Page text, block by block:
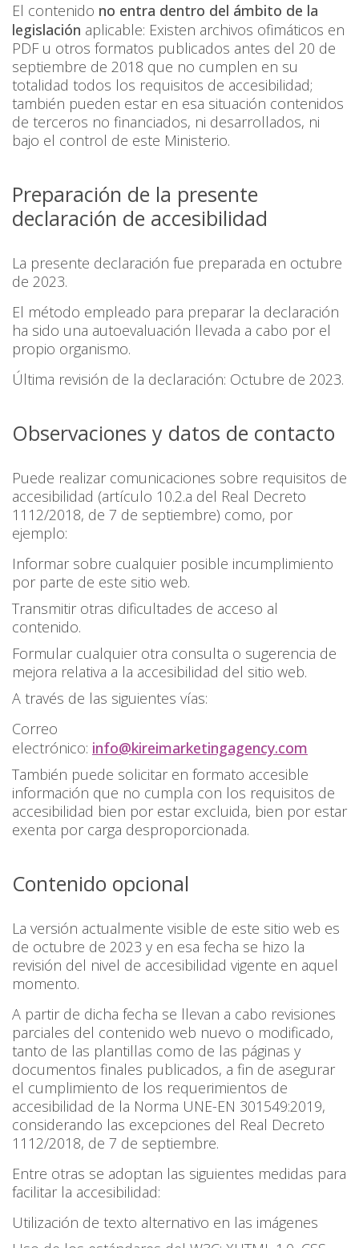
El contenido no entra dentro del ámbito de la
legislación aplicable: Existen archivos ofimáticos en
PDF u otros formatos publicados antes del 20 de
septiembre de 2018 que no cumplen en su
totalidad todos los requisitos de accesibilidad;
también pueden estar en esa situación contenidos
de terceros no financiados, ni desarrollados, ni
bajo el control de este Ministerio.
Preparación de la presente
declaración de accesibilidad
La presente declaración fue preparada en octubre
de 2023.
El método empleado para preparar la declaración
ha sido una autoevaluación llevada a cabo por el
propio organismo.
Última revisión de la declaración: Octubre de 2023.
Observaciones y datos de contacto
Puede realizar comunicaciones sobre requisitos de
accesibilidad (artí­culo 10.2.a del Real Decreto
1112/2018, de 7 de septiembre) como, por
ejemplo:
Informar sobre cualquier posible incumplimiento
por parte de este sitio web.
Transmitir otras dificultades de acceso al
contenido.
Formular cualquier otra consulta o sugerencia de
mejora relativa a la accesibilidad del sitio web.
A través de las siguientes ví­as:
Correo
electrónico: info@kireimarketingagency.com
También puede solicitar en formato accesible
información que no cumpla con los requisitos de
accesibilidad bien por estar excluida, bien por estar
exenta por carga desproporcionada.
Contenido opcional
La versión actualmente visible de este sitio web es
de octubre de 2023 y en esa fecha se hizo la
revisión del nivel de accesibilidad vigente en aquel
momento.
A partir de dicha fecha se llevan a cabo revisiones
parciales del contenido web nuevo o modificado,
tanto de las plantillas como de las páginas y
documentos finales publicados, a fin de asegurar
el cumplimiento de los requerimientos de
accesibilidad de la Norma UNE-EN 301549:2019,
considerando las excepciones del Real Decreto
1112/2018, de 7 de septiembre.
Entre otras se adoptan las siguientes medidas para
facilitar la accesibilidad:
Utilización de texto alternativo en las imágenes